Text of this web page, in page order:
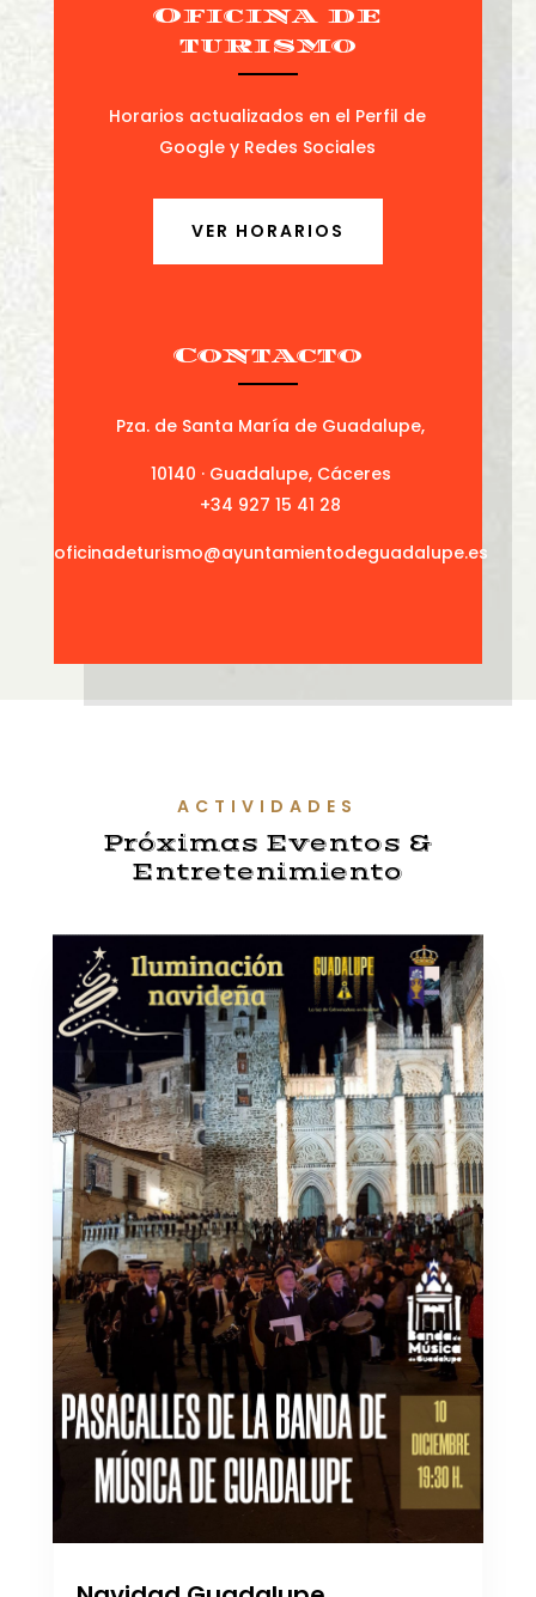
Oficina de
turismo
Horarios actualizados en el Perfil de
Google y Redes Sociales
VER HORARIOS
Contacto
Pza. de Santa María de Guadalupe,
10140 · Guadalupe, Cáceres
+34 927 15 41 28
oficinadeturismo@ayuntamientodeguadalupe.es
ACTIVIDADES
Próximas Eventos &
Entretenimiento